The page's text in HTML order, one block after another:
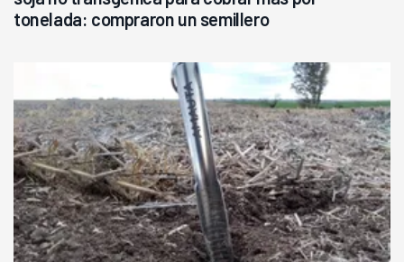
tonelada: compraron un semillero